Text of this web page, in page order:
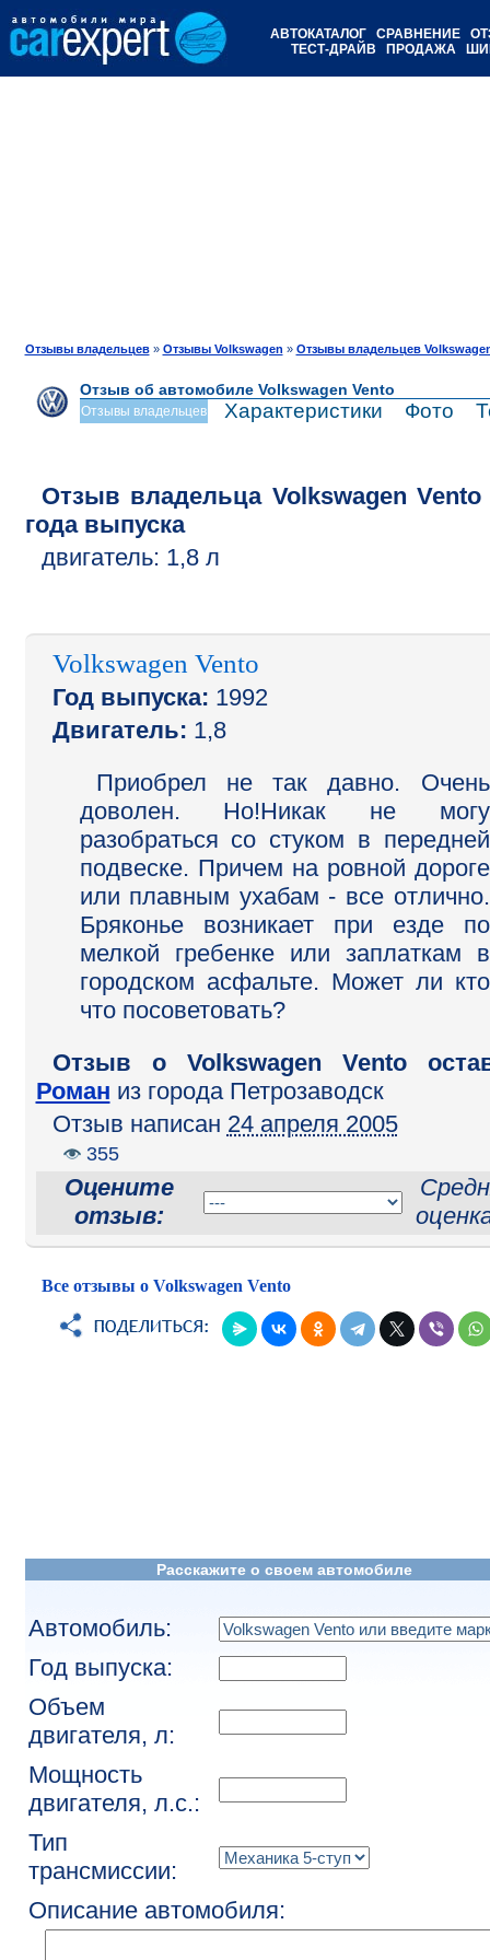
АВТОКАТАЛОГ СРАВНЕНИЕ
ТЕСТ-ДРАЙВ
ПРОДАЖА
Отзывы владельцев» Отзывы Volkswagen » Отзывы владельцев
Отзыв об автомобиле Volkswagen Vento
Отзывы владельцев Характеристики Фото
Отзыв владельца Volkswagen Vento
года выпуска
двигатель: 1,8 л
Volkswagen Vento
Год выпуска: 1992
Двигатель: 1,8
Приобрел не так давно. Очень
доволен. Но!Никак не могу
разобраться со стуком в передней
подвеске. Причем на ровной дороге
или плавным ухабам - все отлично.
Бряконье возникает при езде по
мелкой гребенке или заплаткам в
городском асфальте. Может ли кто
что посоветовать?
Отзыв o Volkswagen Vento
Роман из города Петрозаводск
Отзыв написан 24 апреля 2005
355
Оцените
отзыв:
Все отзывы о Volkswagen Vento
Расскажите о своем автомобиле
Автомобиль:
Год выпуска:
Объем
двигателя, л:
Мощность
двигателя, л.с.:
Тип
трансмиссии:
Описание автомобиля: